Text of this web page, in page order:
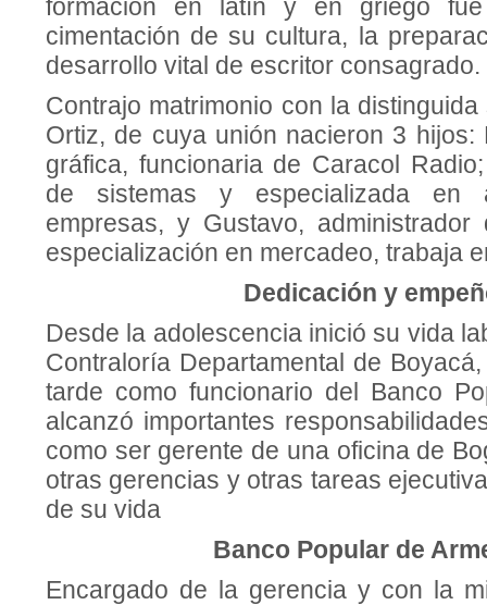
formación en latín y en griego
cimentación de su cultura, la
desarrollo vital de escritor consagrado.
Contrajo matrimonio con la
Ortiz, de cuya unión nacieron 3 hijos:
gráfica, funcionaria de Caracol
de sistemas y especializada en
empresas, y Gustavo,
especialización en mercadeo, trabaja
Dedicación y
Desde la adolescencia inició su vida
Contraloría Departamental de
tarde como funcionario del Banco
alcanzó importantes
como ser gerente de una oficina de
otras gerencias y otras tareas
de su vida
Banco Popular de
Encargado de la gerencia y con la